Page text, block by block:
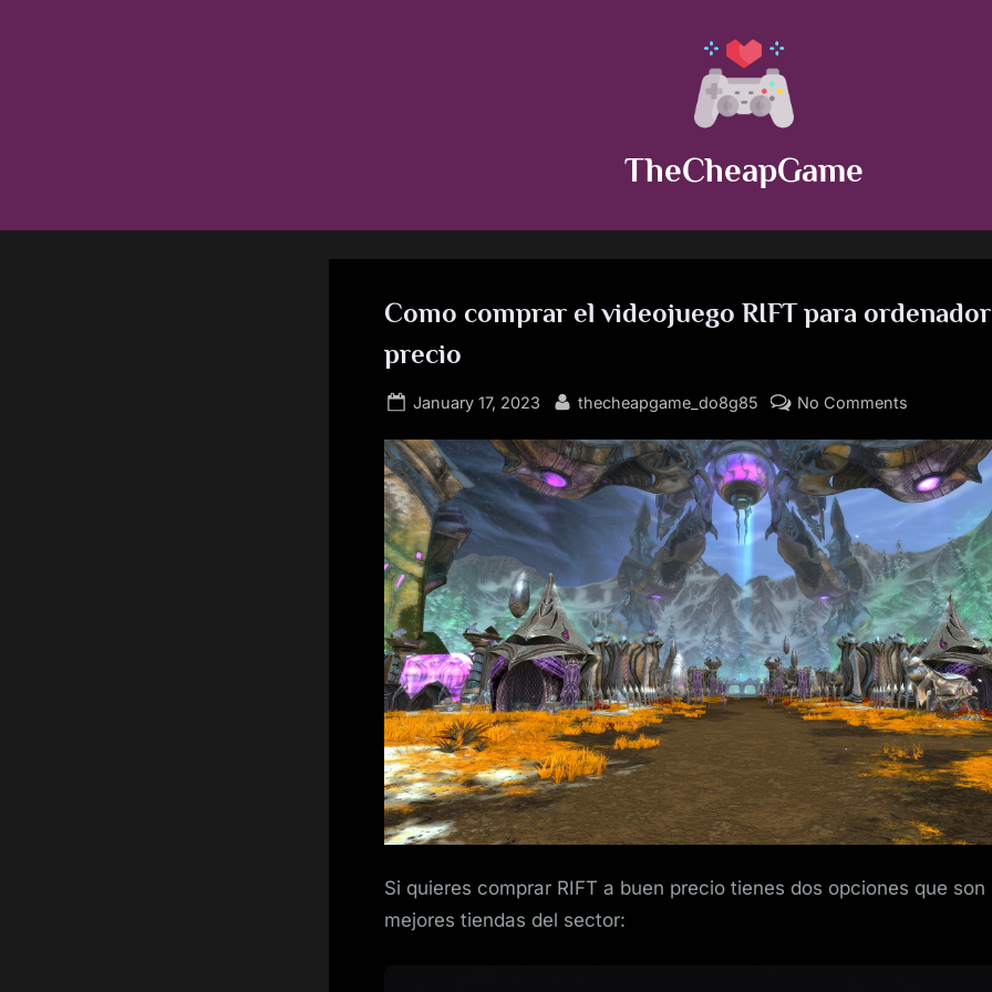
TheCheapGame
Como comprar el videojuego RIFT para
precio
Posted
January 17, 2023 By
thecheapgame_do8g85 No Comments
comprar
el
videojuego
RIFT
para
ordenador
a
buen
precio
Si quieres comprar RIFT a buen precio tienes dos opciones que son
mejores tiendas del sector: